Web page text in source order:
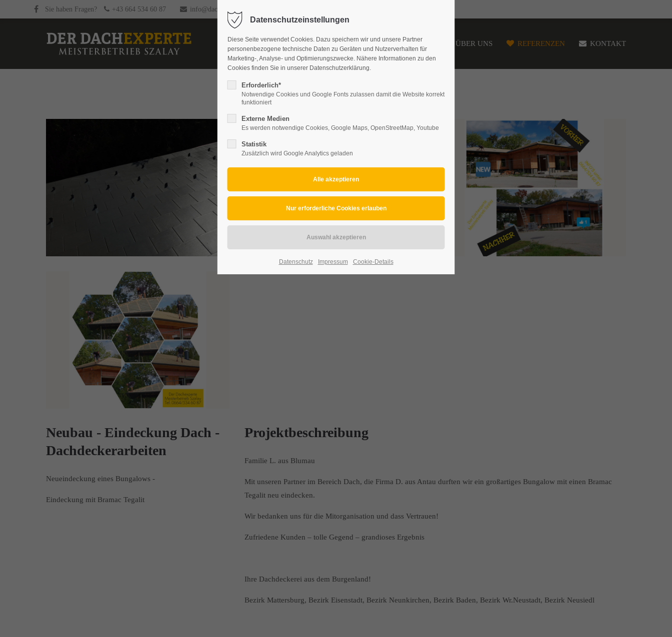
Sie haben Fragen? +43 664 534 60 87 info@dachexperte.at
UNSERE LEISTUNGEN ÜBER UNS REFERENZEN KONTAKT
Neubau - Eindeckung Dach -
Dachdeckerarbeiten
Neueindeckung eines Bungalows -
Eindeckung mit Bramac Tegalit
Projektbeschreibung
Familie L. aus Blumau
Mit unseren Partner im Bereich Dach, die Firma D. aus Antau durften wir ein großartiges Bungalow mit einen Bramac
Tegalit neu eindecken.
Wir bedanken uns für die Mitorganisation und dass Vertrauen!
Zufriedene Kunden – tolle Gegend – grandioses Ergebnis
Ihre Dachdeckerei aus dem Burgenland!
Bezirk Mattersburg, Bezirk Eisenstadt, Bezirk Neunkirchen, Bezirk Baden, Bezirk Wr.Neustadt, Bezirk Neusiedl
Datenschutzeinstellungen
Diese Seite verwendet Cookies. Dazu speichern wir und unsere Partner
personenbezogene technische Daten zu Geräten und Nutzerverhalten für
Marketing-, Analyse- und Optimierungszwecke. Nähere Informationen zu den
Cookies finden Sie in unserer Datenschutzerklärung.
Erforderlich*
Notwendige Cookies und Google Fonts zulassen damit die Website korrekt
funktioniert
Externe Medien
Es werden notwendige Cookies, Google Maps, OpenStreetMap, Youtube
Statistik
Zusätzlich wird Google Analytics geladen
Datenschutz Impressum Cookie-Details